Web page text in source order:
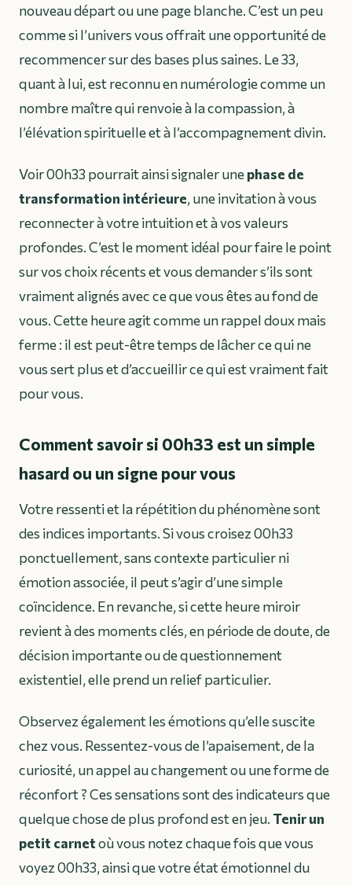
nouveau départ ou une page blanche. C’est un peu
comme si l’univers vous offrait une opportunité de
recommencer sur des bases plus saines. Le 33,
quant à lui, est reconnu en numérologie comme un
nombre maître qui renvoie à la compassion, à
l’élévation spirituelle et à l’accompagnement divin.
Voir 00h33 pourrait ainsi signaler unephase de
transformation intérieure, une invitation à vous
reconnecter à votre intuition et à vos valeurs
profondes. C’est le moment idéal pour faire le point
sur vos choix récents et vous demander s’ils sont
vraiment alignés avec ce que vous êtes au fond de
vous. Cette heure agit comme un rappel doux mais
ferme : il est peut-être temps de lâcher ce qui ne
vous sert plus et d’accueillir ce qui est vraiment fait
pour vous.
Comment savoir si 00h33 est un simple
hasard ou un signe pour vous
Votre ressenti et la répétition du phénomène sont
des indices importants. Si vous croisez 00h33
ponctuellement, sans contexte particulier ni
émotion associée, il peut s’agir d’une simple
coïncidence. En revanche, si cette heure miroir
revient à des moments clés, en période de doute, de
décision importante ou de questionnement
existentiel, elle prend un relief particulier.
Observez également les émotions qu’elle suscite
chez vous. Ressentez-vous de l’apaisement, de la
curiosité, un appel au changement ou une forme de
réconfort ? Ces sensations sont des indicateurs que
quelque chose de plus profond est en jeu. Tenir un
petit carnetoù vous notez chaque fois que vous
voyez 00h33, ainsi que votre état émotionnel du